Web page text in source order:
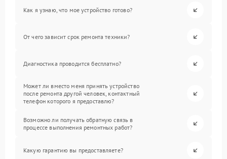
Как я узнаю, что мое устройство готово?
От чего зависит срок ремонта техники?
Диагностика проводится бесплатно?
Может ли вместо меня принять устройство
после ремонта другой человек, контактный
телефон которого я предоставлю?
Возможно ли получать обратную связь в
процессе выполнения ремонтных работ?
Какую гарантию вы предоставляете?